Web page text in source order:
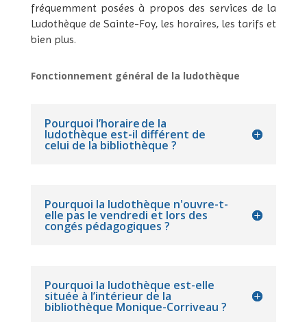
fréquemment posées à propos des services de la
Ludothèque de Sainte-Foy, les horaires, les tarifs et
bien plus.
Fonctionnement général de la ludothèque
Pourquoi l’horaire de la
ludothèque est-il différent de
celui de la bibliothèque ?
Pourquoi la ludothèque n'ouvre-t-
elle pas le vendredi et lors des
congés pédagogiques ?
Pourquoi la ludothèque est-elle
située à l’intérieur de la
bibliothèque Monique-Corriveau ?